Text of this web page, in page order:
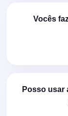
Vocês
Posso usar